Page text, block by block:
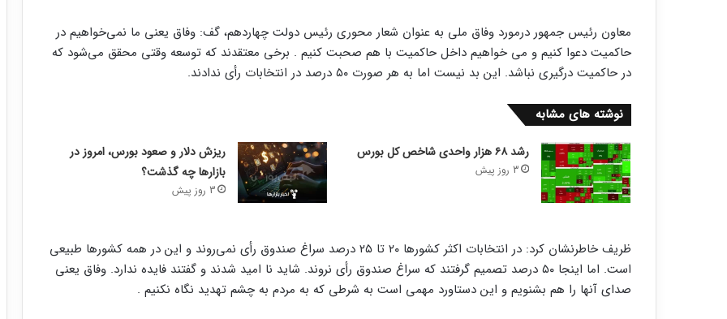
معاون رئیس جمهور درمورد وفاق ملی به عنوان شعار محوری رئیس دولت چهاردهم، گف: وفاق یعنی ما نمی‌خواهیم در
حاکمیت دعوا کنیم و می خواهیم داخل حاکمیت با هم صحبت کنیم . برخی معتقدند که توسعه وقتی محقق می‌شود که
در حاکمیت درگیری نباشد. این بد نیست اما به هر صورت ۵۰ درصد در انتخابات رأی ندادند.
نوشته های مشابه
رشد ۶۸ هزار واحدی شاخص کل بورس
3 روز پیش
ریزش دلار و صعود بورس، امروز در
بازارها چه گذشت؟
3 روز پیش
ظریف خاطرنشان کرد: در انتخابات اکثر کشورها ۲۰ تا ۲۵ درصد سراغ صندوق رأی نمی‌روند و این در همه کشورها طبیعی
است. اما اینجا ۵۰ درصد تصمیم گرفتند که سراغ صندوق رأی نروند. شاید نا امید شدند و گفتند فایده ندارد. وفاق یعنی
صدای آنها را هم بشنویم و این دستاورد مهمی است به شرطی که به مردم به چشم تهدید نگاه نکنیم .